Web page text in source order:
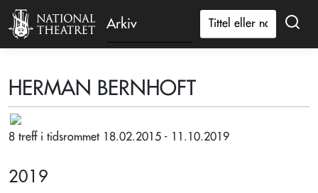
Arkiv
HERMAN BERNHOFT
8 treff i tidsrommet 18.02.2015 - 11.10.2019
2019